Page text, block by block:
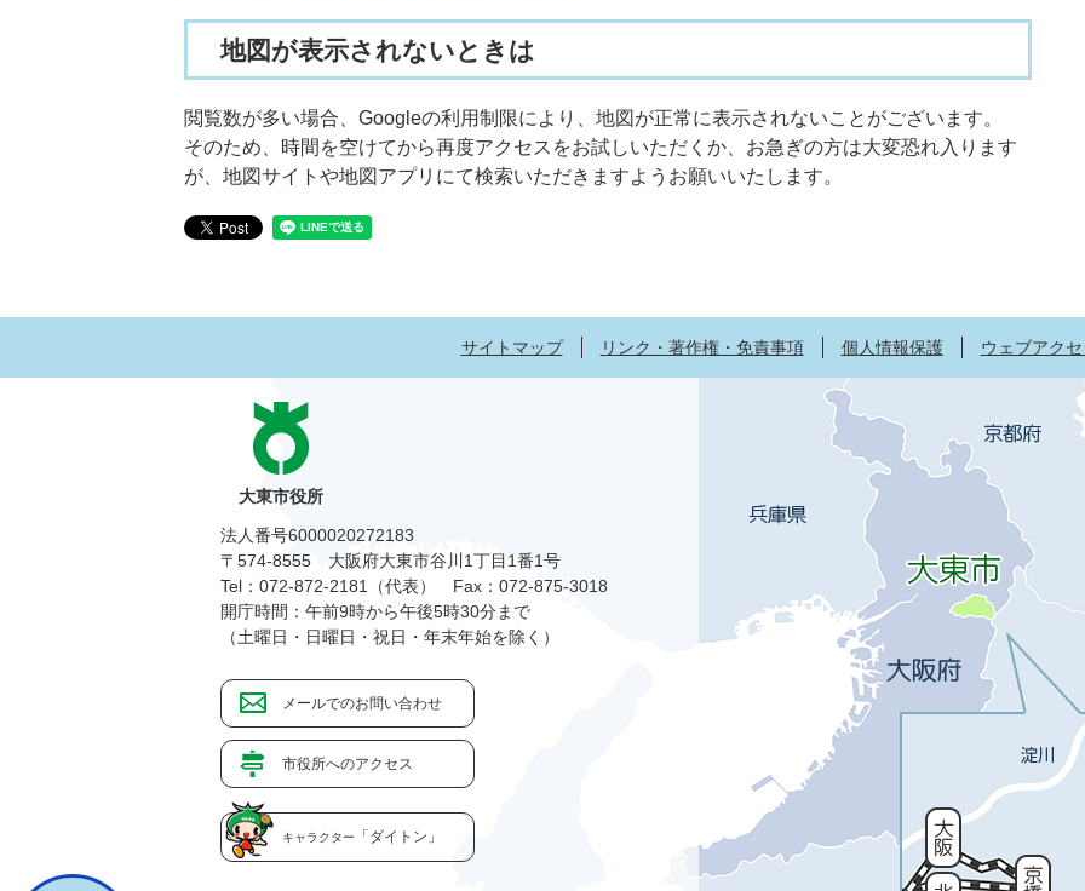
地図が表示されないときは
閲覧数が多い場合、Googleの利用制限により、地図が正常に表示されないことがございます。
そのため、時間を空けてから再度アクセスをお試しいただくか、お急ぎの方は大変恐れ入ります
が、地図サイトや地図アプリにて検索いただきますようお願いいたします。
サイトマップ リンク・著作権・免責事項 個人情報保護 ウェブアク
大東市役所
法人番号6000020272183
〒574-8555 大阪府大東市谷川1丁目1番1号
Tel：072-872-2181（代表）
Fax：072-875-3018
開庁時間：午前9時から午後5時30分まで
（土曜日・日曜日・祝日・年末年始を除く）
メールでのお問い合わせ
市役所へのアクセス
キャラクター 「ダイトン」